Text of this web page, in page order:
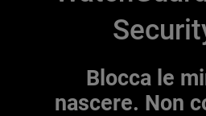
Blocca le
nascere. Non